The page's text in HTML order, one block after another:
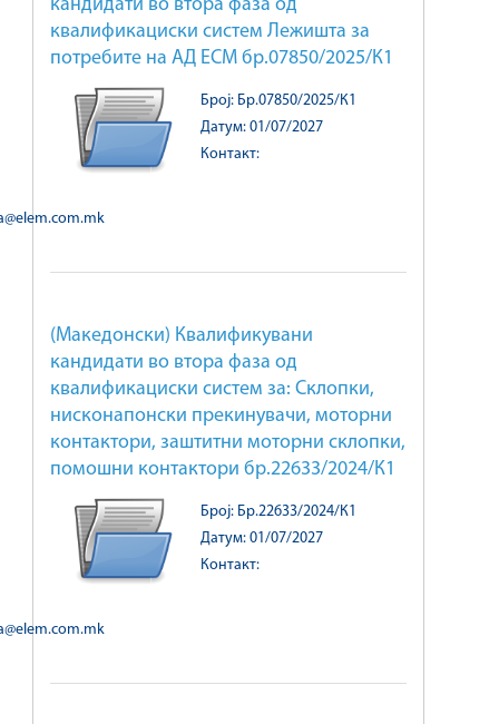
кандидати во втора фаза од
квалификациски систем Лежишта за
потребите на АД ЕСМ бр.07850/2025/К1
Број: Бр.07850/2025/К1
Датум: 01/07/2027
Контакт:
(Македонски) Квалификувани
кандидати во втора фаза од
квалификациски систем за: Склопки,
нисконапонски прекинувачи, моторни
контактори, заштитни моторни склопки,
помошни контактори бр.22633/2024/К1
Број: Бр.22633/2024/К1
Датум: 01/07/2027
Контакт: